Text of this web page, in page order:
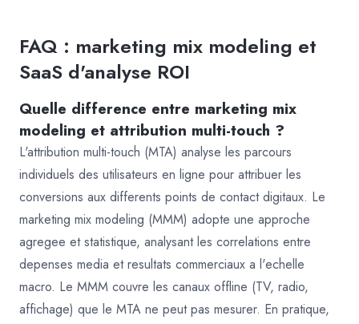
FAQ : marketing mix modeling et
SaaS d'analyse ROI
Quelle difference entre marketing mix
modeling et attribution multi-touch ?
L'attribution multi-touch (MTA) analyse les parcours
individuels des utilisateurs en ligne pour attribuer les
conversions aux differents points de contact digitaux. Le
marketing mix modeling (MMM) adopte une approche
agregee et statistique, analysant les correlations entre
depenses media et resultats commerciaux a l'echelle
macro. Le MMM couvre les canaux offline (TV, radio,
affichage) que le MTA ne peut pas mesurer. En pratique,